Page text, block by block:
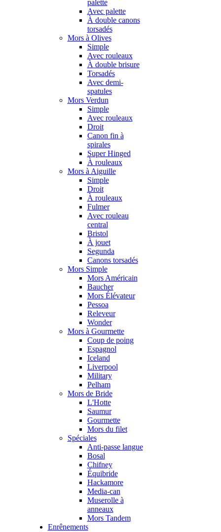
palette
Avec palette
À double canons
torsadés
Mors à Olives
Simple
Avec rouleaux
À double brisure
Torsadés
Avec demi-
spatules
Mors Verdun
Simple
Avec rouleaux
Droit
Canon fin à
spirales
Super Hinged
À rouleaux
Mors à Aiguille
Simple
Droit
À rouleaux
Fulmer
Avec rouleau
central
Bristol
À jouet
Segunda
Canons torsadés
Mors Simple
Mors Américain
Baucher
Mors Élévateur
Pessoa
Releveur
Wonder
Mors à Gourmette
Coup de poing
Espagnol
Iceland
Liverpool
Military
Pelham
Mors de Bride
L'Hotte
Saumur
Gourmette
Mors du filet
Spéciales
Anti-passe langue
Bosal
Chifney
Équibride
Hackamore
Media-can
Muserolle à
anneaux
Mors Tandem
Enrênements